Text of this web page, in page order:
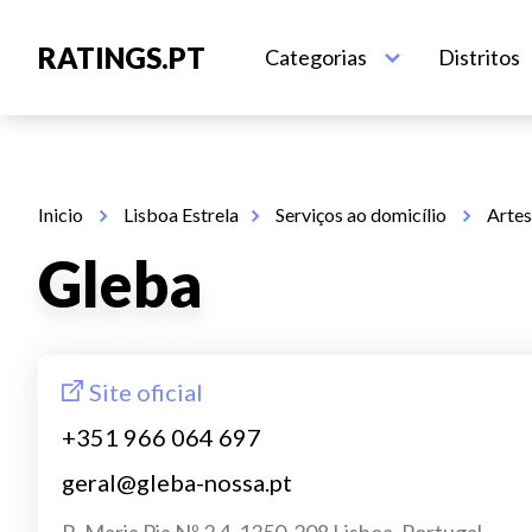
RATINGS.PT Categorias Distritos
Inicio Lisboa Estrela Serviços ao domicílio
Gleba
Site oficial
+351 966 064 697
geral@gleba-nossa.pt